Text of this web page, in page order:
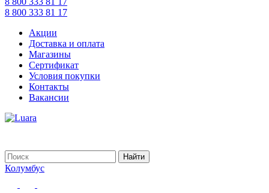
8 800 333 81 17
Акции
Доставка и оплата
Магазины
Сертификат
Условия покупки
Контакты
Вакансии
Колумбус